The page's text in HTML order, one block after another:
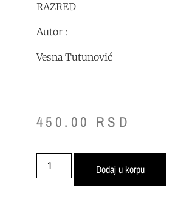
RAZRED
Autor :
Vesna Tutunović
450.00 RSD
Dodaj u korpu